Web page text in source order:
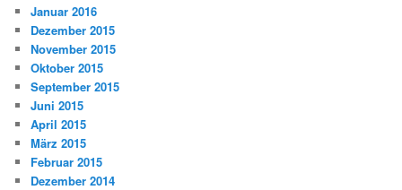
Januar 2016
Dezember 2015
November 2015
Oktober 2015
September 2015
Juni 2015
April 2015
März 2015
Februar 2015
Dezember 2014